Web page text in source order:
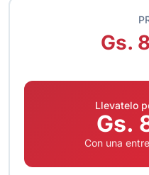
Gs.
Llevatelo
Gs.
Con una